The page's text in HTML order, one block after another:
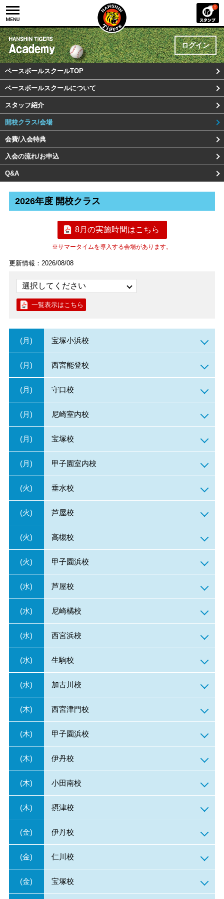
ログイン
ベースボールスクールTOP
ベースボールスクールについて
スタッフ紹介
開校クラス/会場
会費/入会特典
入会の流れ/お申込
Q&A
2026年度 開校クラス
8月の実施時間はこちら
※サマータイムを導入する会場があります。
更新情報：2026/08/08
一覧表示はこちら
(月) 宝塚小浜校
(月) 西宮能登校
(月) 守口校
(月) 尼崎室内校
(月) 宝塚校
(月) 甲子園室内校
(火) 垂水校
(火) 芦屋校
(火) 高槻校
(火) 甲子園浜校
(水) 芦屋校
(水) 尼崎橘校
(水) 西宮浜校
(水) 生駒校
(水) 加古川校
(木) 西宮津門校
(木) 甲子園浜校
(木) 伊丹校
(木) 小田南校
(木) 摂津校
(金) 伊丹校
(金) 仁川校
(金) 宝塚校